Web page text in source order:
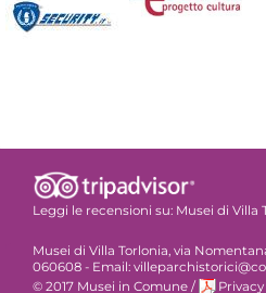
Leggi le recensioni su: Musei di Villa
Musei di Villa Torlonia, via
060608 - Email:
© 2017 Musei in Comune / Privacy